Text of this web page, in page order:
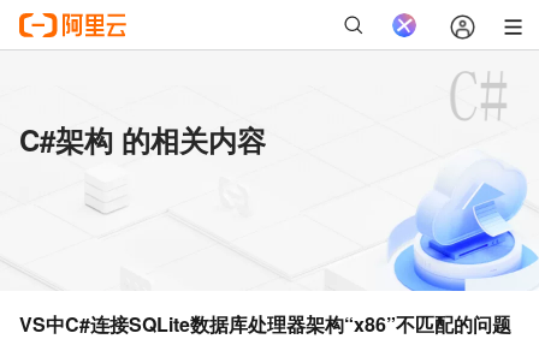
C#架构 的相关内容
VS中C#连接SQLite数据库处理器架构“x86”不匹配的问题